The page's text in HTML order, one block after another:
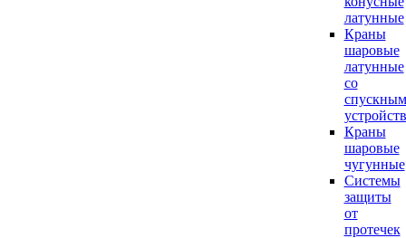
латунные
Краны
шаровые
латунные
со
спускным
Краны
шаровые
чугунные
Системы
защиты
от
протечек